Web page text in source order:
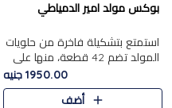
بوكس مولد امير الدمياطي
استمتع بتشكيلة فاخرة من حلويات
المولد تضم 42 قطعة، منها علي
بابا بالمكسرات، الجزرية بالفول....
1950.00 جنيه
أضف